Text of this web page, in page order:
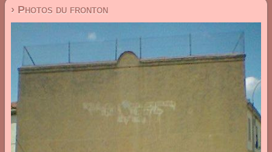
› Photos du fronton